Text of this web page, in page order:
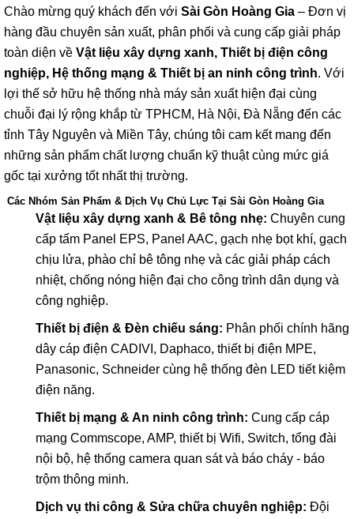
Chào mừng quý khách đến với Sài Gòn Hoàng Gia – Đơn vị
hàng đầu chuyên sản xuất, phân phối và cung cấp giải pháp
toàn diện về Vật liệu xây dựng xanh, Thiết bị điện công
nghiệp, Hệ thống mạng & Thiết bị an ninh công trình. Với
lợi thế sở hữu hệ thống nhà máy sản xuất hiện đại cùng
chuỗi đại lý rộng khắp từ TPHCM, Hà Nội, Đà Nẵng đến các
tỉnh Tây Nguyên và Miền Tây, chúng tôi cam kết mang đến
những sản phẩm chất lượng chuẩn kỹ thuật cùng mức giá
gốc tại xưởng tốt nhất thị trường.
Các Nhóm Sản Phẩm & Dịch Vụ Chủ Lực Tại Sài Gòn Hoàng Gia
Vật liệu xây dựng xanh & Bê tông nhẹ: Chuyên cung
cấp tấm Panel EPS, Panel AAC, gạch nhẹ bọt khí, gạch
chịu lửa, phào chỉ bê tông nhẹ và các giải pháp cách
nhiệt, chống nóng hiện đại cho công trình dân dụng và
công nghiệp.
Thiết bị điện & Đèn chiếu sáng: Phân phối chính hãng
dây cáp điện CADIVI, Daphaco, thiết bị điện MPE,
Panasonic, Schneider cùng hệ thống đèn LED tiết kiệm
điện năng.
Thiết bị mạng & An ninh công trình: Cung cấp cáp
mạng Commscope, AMP, thiết bị Wifi, Switch, tổng đài
nội bộ, hệ thống camera quan sát và báo cháy - báo
trộm thông minh.
Dịch vụ thi công & Sửa chữa chuyên nghiệp: Đội